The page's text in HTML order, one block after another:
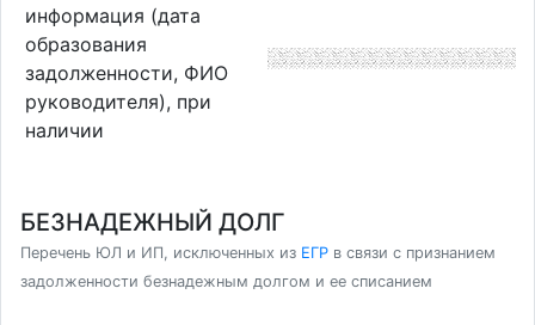
информация (дата
образования
задолженности, ФИО
руководителя), при
наличии
БЕЗНАДЕЖНЫЙ ДОЛГ
Перечень ЮЛ и ИП, исключенных из ЕГР в связи с признанием
задолженности безнадежным долгом и ее списанием